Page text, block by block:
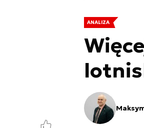
ANALIZA